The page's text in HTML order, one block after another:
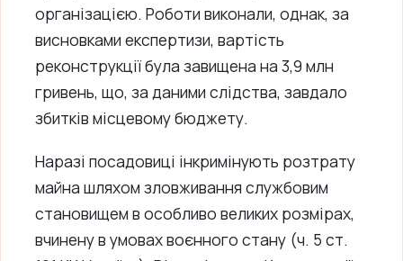
організацією. Роботи виконали, однак, за
висновками експертизи, вартість
реконструкції була завищена на 3,9 млн
гривень, що, за даними слідства, завдало
збитків місцевому бюджету.
Наразі посадовиці інкримінують розтрату
майна шляхом зловживання службовим
становищем в особливо великих розмірах,
вчинену в умовах воєнного стану (ч. 5 ст.